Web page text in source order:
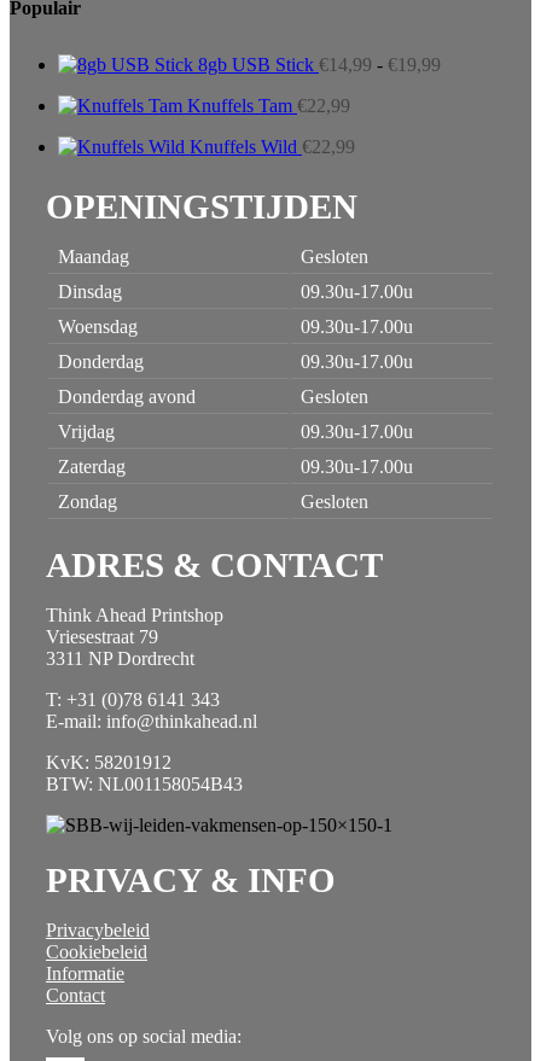
Populair
8gb USB Stick €14,99 - €19,99
Knuffels Tam €22,99
Knuffels Wild €22,99
OPENINGSTIJDEN
Maandag
Gesloten
Dinsdag
09.30u-17.00u
Woensdag
09.30u-17.00u
Donderdag
09.30u-17.00u
Donderdag avond
Gesloten
Vrijdag
09.30u-17.00u
Zaterdag
09.30u-17.00u
Zondag
Gesloten
ADRES & CONTACT
Think Ahead Printshop
Vriesestraat 79
3311 NP Dordrecht
T: +31 (0)78 6141 343
E-mail: info@thinkahead.nl
KvK: 58201912
BTW: NL001158054B43
PRIVACY & INFO
Privacybeleid
Cookiebeleid
Informatie
Contact
Volg ons op social media: